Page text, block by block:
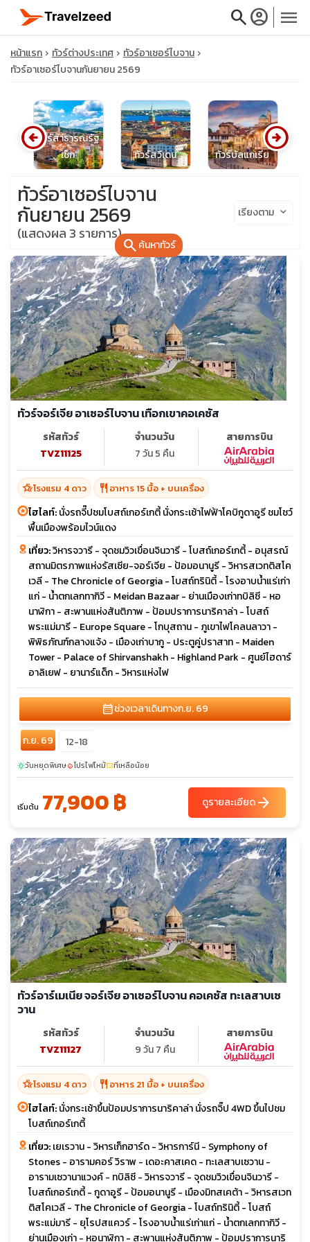
searchaccount_circle menu
close
travel_explore
calendar_month
search
หน้าแรก ทัวร์ต่างประเทศ
ทัวร์อาเซอร์ไบจาน
ทัวร์อาเซอร์ไบจานกันยายน 2569
ทัวร์สาธารณรัฐ
เช็ก
ทัวร์สวีเดน ทัวร์บัลแกเรีย
arrow_circle_left arrow_circle_right
searchค้นหาทัวร์
ทัวร์อาเซอร์ไบจาน
กันยายน 2569
(แสดงผล 3 รายการ)
เรียงตาม keyboard_arrow_down
ทัวร์จอร์เจีย อาเซอร์ไบจาน เทือกเขาคอเคซัส
รหัสทัวร์
TVZ11125
จำนวนวัน
7 วัน 5 คืน
สายการบิน
hotel_classโรงแรม 4 ดาว restaurant อาหาร 15 มื้อ + บนเครื่อง
ไฮไลท์:นั่งรถจี๊ปชมโบสถ์เกอร์เกตี้ นั่งกระเช้าไฟฟ้าโคบิกูดาอูรี ชมโชว์
พื้นเมืองพร้อมไวน์แดง
เที่ยว:วิหารจวารี - จุดชมวิวเขื่อนจินวารี - โบสถ์เกอร์เกตี้ - อนุสรณ์
สถานมิตรภาพแห่งรัสเซีย-จอร์เจีย - ป้อมอนานูรี - วิหารสเวทติสโค
เวลี - The Chronicle of Georgia - โบสถ์ทรินิตี้ - โรงอาบน้ำแร่เก่า
แก่ - น้ำตกเลกทากิวี - Meidan Bazaar - ย่านเมืองเก่าทบิลิซี - หอ
นาฬิกา - สะพานแห่งสันติภาพ - ป้อมปราการนาริคาล่า - โบสถ์
พระแม่มารี - Europe Square - โกบุสถาน - ภูเขาไฟโคลนลาวา -
พิพิธภัณฑ์กลางแจ้ง - เมืองเก่าบากู - ประตูคู่ปราสาท - Maiden
Tower - Palace of Shirvanshakh - Highland Park - ศูนย์ไฮดาร์
อาลิเยฟ - ยานาร์แด็ก - วิหารแห่งไฟ
calendar_monthช่วงเวลาเดินทางก.ย. 69
ก.ย. 69 12-18
sunnyวันหยุดพิเศษlocal_fire_departmentโปรไฟไหม้confirmation_numberที่เหลือน้อย
เริ่มต้น 77,900 ฿ ดูรายละเอียดarrow_forward
ทัวร์อาร์เมเนีย จอร์เจีย อาเซอร์ไบจาน คอเคซัส ทะเลสาบเซ
วาน
รหัสทัวร์
TVZ11127
จำนวนวัน
9 วัน 7 คืน
สายการบิน
hotel_classโรงแรม 4 ดาว restaurant อาหาร 21 มื้อ + บนเครื่อง
ไฮไลท์:นั่งกระเช้าขึ้นป้อมปราการนาริคาล่า นั่งรถจิ๊ป 4WD ขึ้นไปชม
โบสถ์เกอร์เกตี้
เที่ยว:เยเรวาน - วิหารเก็กฮาร์ด - วิหารการ์นี - Symphony of
Stones - อารามคอร์ วิราพ - เดอะคาสเคด - ทะเลสาบเซวาน -
อารามเซวานาแวงค์ - ทบิลิซี - วิหารจวารี - จุดชมวิวเขื่อนจินวารี -
โบสถ์เกอร์เกตี้ - กูดาอูรี - ป้อมอนานูรี - เมืองมิทสเคต้า - วิหารสเวท
ติสโคเวลี - The Chronicle of Georgia - โบสถ์ทรินิตี้ - โบสถ์
พระแม่มารี - ยุโรปสแควร์ - โรงอาบน้ำแร่เก่าแก่ - น้ำตกเลกทากิวี -
ย่านเมืองเก่า - หอนาฬิกา - สะพานแห่งสันติภาพ - ป้อมปราการนาริ